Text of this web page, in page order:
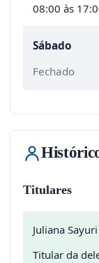
08:00 às
Sábado
Fechado
Titulares
Juliana
Titular da